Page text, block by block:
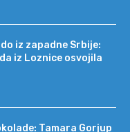
iz zapadne Srbije:
iz Loznice osvojila
Tamara Gorjup